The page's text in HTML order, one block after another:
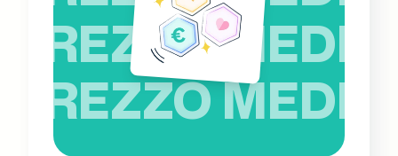
PREZZO MEDIO
PREZZO MEDIO